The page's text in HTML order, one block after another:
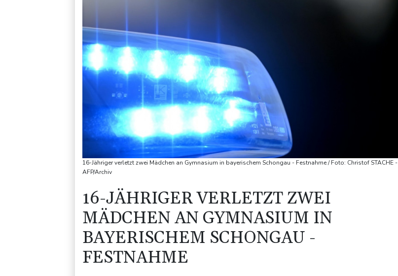
16-Jähriger verletzt zwei Mädchen an Gymnasium in bayerischem Schongau - Festnahme / Foto: Christof STACHE -
AFP/Archiv
16-JÄHRIGER VERLETZT ZWEI
MÄDCHEN AN GYMNASIUM IN
BAYERISCHEM SCHONGAU -
FESTNAHME